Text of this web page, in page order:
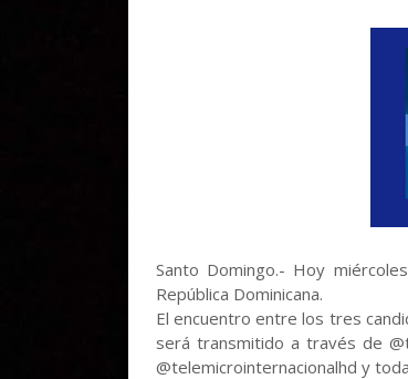
Santo Domingo.- Hoy
República Dominicana.
El encuentro entre los tres
será transmitido a través de
@telemicrointernacionalhd y